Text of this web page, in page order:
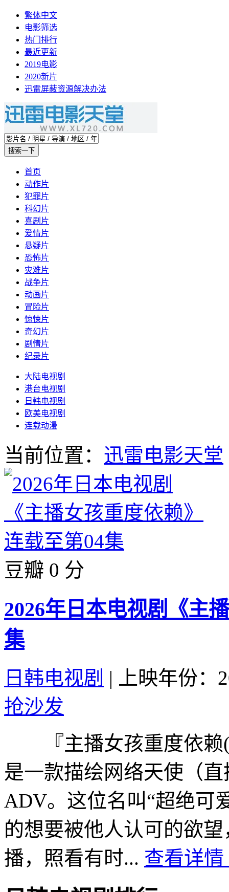
繁体中文
电影筛选
热门排行
最近更新
2019电影
2020新片
迅雷屏蔽资源解决办法
首页
动作片
犯罪片
科幻片
喜剧片
爱情片
悬疑片
恐怖片
灾难片
战争片
动画片
冒险片
惊悚片
奇幻片
剧情片
纪录片
大陆电视剧
港台电视剧
日韩电视剧
欧美电视剧
连载动漫
当前位置： 迅雷电影天堂
豆瓣 0 分
2026年日本电视剧《主
集
日韩电视剧 |
上映年份：
抢沙发
『主播女孩重度依赖
是一款描绘网络天使（
ADV。这位名叫“超绝可
的想要被他人认可的欲
播，照看有时... 查看详情